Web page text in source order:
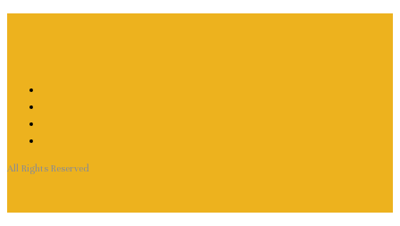
All Rights Reserved